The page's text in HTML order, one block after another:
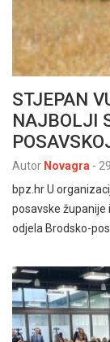
STJEPAN
NAJBOLJI
Autor Novagra -
bpz.hr U
posavske županije
odjela Brodsko-